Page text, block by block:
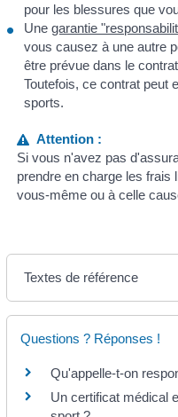
pour les blessures que
Unegarantie
vous causez à une autre
être prévue dans le
Toutefois, ce contrat peut
sports.
Attention :
Si vous n'avez pas
prendre en charge les frais
vous-même ou à celle
Textes de référence
Questions ? Réponses !
Qu'appelle-t-on
Un certificat médical